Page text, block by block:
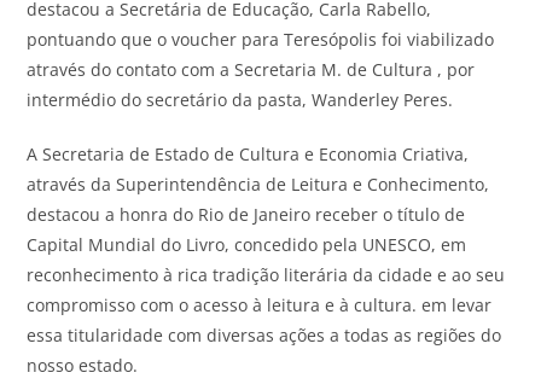
destacou a Secretária de Educação, Carla Rabello,
pontuando que o voucher para Teresópolis foi viabilizado
através do contato com a Secretaria M. de Cultura , por
intermédio do secretário da pasta, Wanderley Peres.
A Secretaria de Estado de Cultura e Economia Criativa,
através da Superintendência de Leitura e Conhecimento,
destacou a honra do Rio de Janeiro receber o título de
Capital Mundial do Livro, concedido pela UNESCO, em
reconhecimento à rica tradição literária da cidade e ao seu
compromisso com o acesso à leitura e à cultura. em levar
essa titularidade com diversas ações a todas as regiões do
nosso estado.